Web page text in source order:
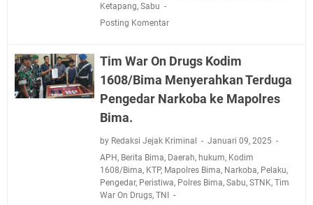
Ketapang, Sabu
Posting Komentar
Tim War On Drugs Kodim
1608/Bima Menyerahkan Terduga
Pengedar Narkoba ke Mapolres
Bima.
by Redaksi Jejak Kriminal
Januari 09, 2025
APH, Berita Bima, Daerah, hukum, Kodim
1608/Bima, KTP, Mapolres Bima, Narkoba, Pelaku,
Pengedar, Peristiwa, Polres Bima, Sabu, STNK, Tim
War On Drugs, TNI